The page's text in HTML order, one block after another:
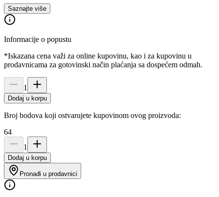
Saznajte više
Informacije o popustu
*Iskazana cena važi za online kupovinu, kao i za kupovinu u
prodavnicama za gotovinski način plaćanja sa dospećem odmah.
1
Dodaj u korpu
Broj bodova koji ostvarujete kupovinom ovog proizvoda:
64
1
Dodaj u korpu
Pronađi u prodavnici